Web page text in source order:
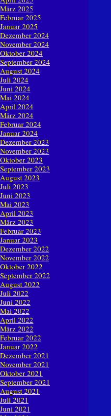
März 2025
Februar 2025
Januar 2025
Dezember 2024
November 2024
Oktober 2024
September 2024
August 2024
Juli 2024
Juni 2024
Mai 2024
April 2024
März 2024
Februar 2024
Januar 2024
Dezember 2023
November 2023
Oktober 2023
September 2023
August 2023
Juli 2023
Juni 2023
Mai 2023
April 2023
März 2023
Februar 2023
Januar 2023
Dezember 2022
November 2022
Oktober 2022
September 2022
August 2022
Juli 2022
Juni 2022
Mai 2022
April 2022
März 2022
Februar 2022
Januar 2022
Dezember 2021
November 2021
Oktober 2021
September 2021
August 2021
Juli 2021
Juni 2021